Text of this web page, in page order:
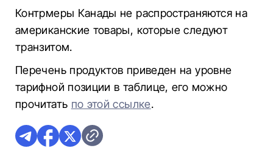
Контрмеры Канады не распространяются на
американские товары, которые следуют
транзитом.
Перечень продуктов приведен на уровне
тарифной позиции в таблице, его можно
прочитать по этой ссылке.